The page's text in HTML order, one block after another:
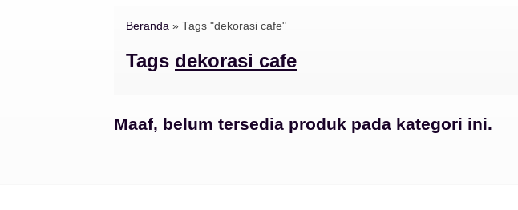
Beranda » Tags "dekorasi cafe"
Tags dekorasi cafe
Maaf, belum tersedia produk pada kategori ini.